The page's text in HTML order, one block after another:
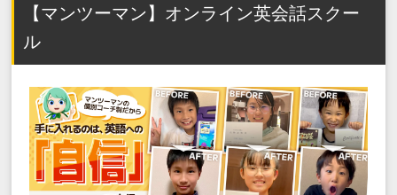
【マンツーマン】オンライン英会話スクー
ル